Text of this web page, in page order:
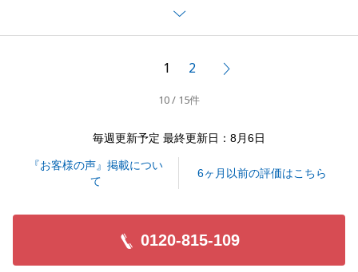
また何か売買に関しましてご相談等お力になれること
がございましたら、是非お申し付けくださいませ。
1 2
10 / 15件
毎週更新予定 最終更新日：8月6日
『お客様の声』掲載につい
て
6ヶ月以前の評価はこちら
0120-815-109